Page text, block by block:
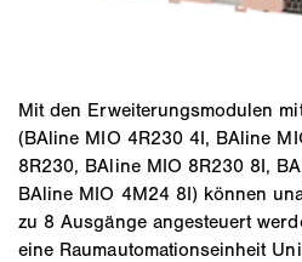
Mit den Erweiterungsmodulen
(BAline MIO 4R230 4I, BAline
8R230, BAline MIO 8R230 8I,
BAline MIO 4M24 8I) können
zu 8 Ausgänge angesteuert
eine Raumautomationseinheit